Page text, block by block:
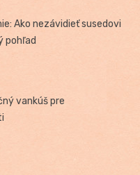
Ako nezávidieť susedovi
pohľad
vankúš pre